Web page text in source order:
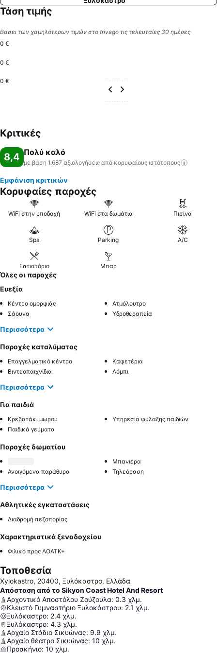
Τάση τιμής
Βάσει των χαμηλότερων τιμών στο trivago τις τελευταίες 30 ημέρες
0 €
0 €
0 €
Κριτικές
8,4 Πολύ καλό
με βάση 1.687 αξιολογήσεις από κορυφαίους ιστότοπους
Εμφάνιση κριτικών
Κορυφαίες παροχές
WiFi στην υποδοχή WiFi στα δωμάτια Πισίνα
Spa Parking A/C
Εστιατόριο Μπαρ
Όλες οι παροχές
Ευεξία
Κέντρο ομορφιάς
Ατμόλουτρο
Σάουνα
Υδροθεραπεία
Περισσότερα
Παροχές καταλύματος
Επαγγελματικό κέντρο
Καφετέρια
Βιντεοπαιχνίδια
Λόμπι
Περισσότερα
Για παιδιά
Κρεβατάκι μωρού
Υπηρεσία φύλαξης παιδιών
Παιδικά γεύματα
Παροχές δωματίου
Μπανιέρα
Ανοιγόμενα παράθυρα
Τηλεόραση
Περισσότερα
Αθλητικές εγκαταστάσεις
Διαδρομή πεζοπορίας
Χαρακτηριστικά ξενοδοχείου
Φιλικό προς ΛΟΑΤΚ+
Τοποθεσία
Xylokastro, 20400, Ξυλόκαστρο, Ελλάδα
Απόσταση από το Sikyon Coast Hotel And Resort
Αρχοντικό Αποστόλου Ζούζουλα: 0.3 χλμ.
Κλειστό Γυμναστήριο Ξυλοκάστρου: 2.1 χλμ.
Ξυλόκαστρο: 2.4 χλμ.
Ξυλόκαστρο: 4.3 χλμ.
Αρχαίο Στάδιο Σικυώνας: 9.9 χλμ.
Αρχαίο θέατρο Σικυώνας: 10 χλμ.
Προσκήνιο: 10 χλμ.